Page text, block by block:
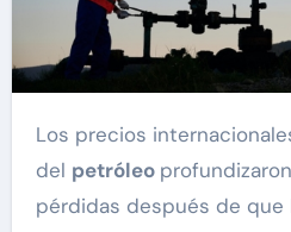
Los precios internacionales
del petróleo
pérdidas después de que